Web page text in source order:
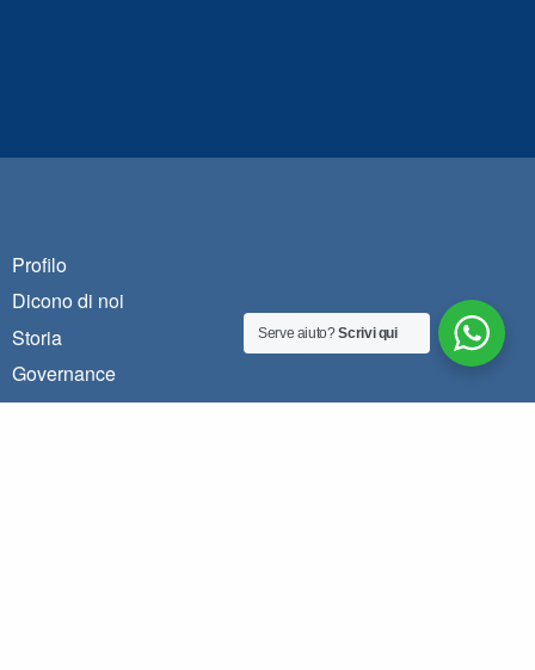
Profilo
Dicono di noi
Storia
Governance
Presenza sul territorio
Serve aiuto?Scrivi qui